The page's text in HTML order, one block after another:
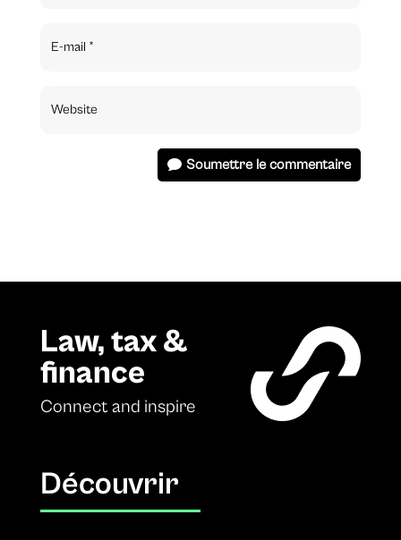
Soumettre le commentaire
Law, tax &
finance
Connect and inspire
Découvrir